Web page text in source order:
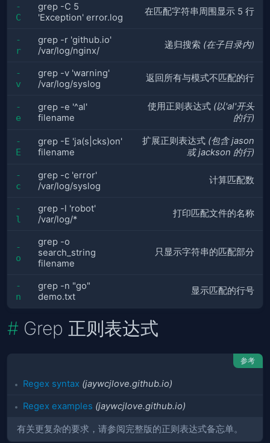
-
C
grep -C 5
'Exception' error.log
在匹配字符串周围显示 5 行
-
r
grep -r 'github.io'
/var/log/nginx/
递归搜索 (在子目录内)
-
v
grep -v 'warning'
/var/log/syslog
返回所有与模式不匹配的行
-
e
grep -e '^al'
filename
使用正则表达式 (以'al'开头
的行)
-
E
grep -E 'ja(s|cks)on'
filename
扩展正则表达式 (包含 jason
或 jackson 的行)
-
c
grep -c 'error'
/var/log/syslog
计算匹配数
-
l
grep -l 'robot'
/var/log/*
打印匹配文件的名称
-
o
grep -o
search_string
filename
只显示字符串的匹配部分
-
n
grep -n "go"
demo.txt
显示匹配的行号
Grep 正则表达式
参考
Regex syntax (jaywcjlove.github.io)
Regex examples (jaywcjlove.github.io)
有关更复杂的要求，请参阅完整版的正则表达式备忘单。